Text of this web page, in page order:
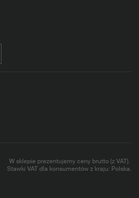
W sklepie prezentujemy ceny brutto (z VAT).
Stawki VAT dla konsumentów z kraju: Polska.